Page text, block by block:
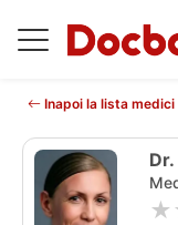
Inapoi la lista medici